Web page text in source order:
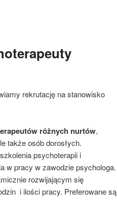
rekrutację na stanowisko
różnych nurtów,
także osób dorosłych.
psychoterapii i
w pracy w zawodzie psychologa.
rozwijającym się
i ilości pracy. Preferowane są